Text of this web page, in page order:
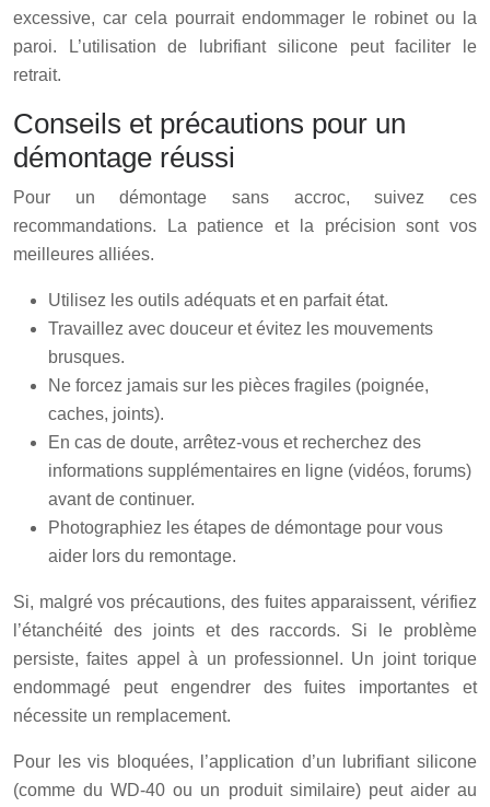
excessive, car cela pourrait endommager le robinet ou la
paroi. L’utilisation de lubrifiant silicone peut faciliter le
retrait.
Conseils et précautions pour un
démontage réussi
Pour un démontage sans accroc, suivez ces
recommandations. La patience et la précision sont vos
meilleures alliées.
Utilisez les outils adéquats et en parfait état.
Travaillez avec douceur et évitez les mouvements
brusques.
Ne forcez jamais sur les pièces fragiles (poignée,
caches, joints).
En cas de doute, arrêtez-vous et recherchez des
informations supplémentaires en ligne (vidéos, forums)
avant de continuer.
Photographiez les étapes de démontage pour vous
aider lors du remontage.
Si, malgré vos précautions, des fuites apparaissent, vérifiez
l’étanchéité des joints et des raccords. Si le problème
persiste, faites appel à un professionnel. Un joint torique
endommagé peut engendrer des fuites importantes et
nécessite un remplacement.
Pour les vis bloquées, l’application d’un lubrifiant silicone
(comme du WD-40 ou un produit similaire) peut aider au